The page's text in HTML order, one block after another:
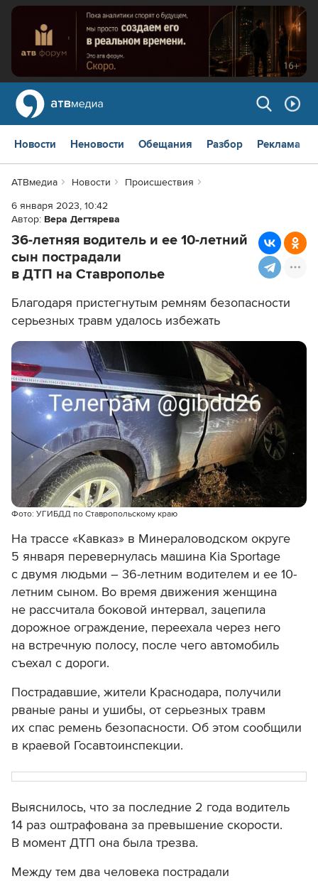
Новости Неновости Обещания Разбор Реклама
АТВмедиа Новости
Происшествия
6 января 2023, 10:42
Автор: Вера Дегтярева
36-летняя водитель и ее 10-летний
сын пострадали
в ДТП на Ставрополье
Благодаря пристегнутым ремням безопасности
серьезных травм удалось избежать
Фото: УГИБДД по Ставропольскому краю
На трассе «Кавказ» в Минераловодском округе
5 января перевернулась машина Kia Sportage
с двумя людьми – 36-летним водителем и ее 10-
летним сыном. Во время движения женщина
не рассчитала боковой интервал, зацепила
дорожное ограждение, переехала через него
на встречную полосу, после чего автомобиль
съехал с дороги.
Пострадавшие, жители Краснодара, получили
рваные раны и ушибы, от серьезных травм
их спас ремень безопасности. Об этом сообщили
в краевой Госавтоинспекции.
Выяснилось, что за последние 2 года водитель
14 раз оштрафована за превышение скорости.
В момент ДТП она была трезва.
Между тем два человека пострадали